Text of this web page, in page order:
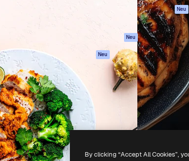
Neu
Neu
Mobile App
Alle Magnific-Tools
Originale Neu
Cookie-
Partner
Unternehmen
Company S.L.U.Alle Rechte vorbehalten
By clicking “Accept All Cookies”,